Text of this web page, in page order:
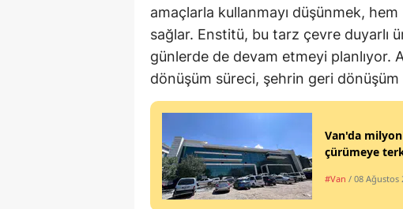
amaçlarla kullanmayı düşünmek,
sağlar. Enstitü, bu tarz çevre duyarlı
günlerde de devam etmeyi planlıyor.
dönüşüm süreci, şehrin geri dönüşüm
Van'da
çürümeye
#Van / 08 Ağustos